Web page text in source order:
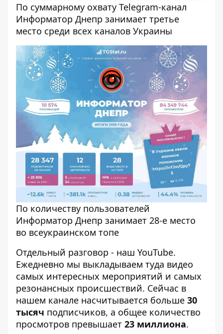
По суммарному охвату Telegram-канал
Информатор Днепр занимает третье
место среди всех каналов Украины
По количеству пользователей
Информатор Днепр занимает 28-е место
во всеукраинском топе
Отдельный разговор - наш YouTube.
Ежедневно мы выкладываем туда видео
самых интересных мероприятий и самых
резонансных происшествий. Сейчас в
нашем канале насчитывается больше 30
тысяч подписчиков, а общее количество
просмотров превышает 23 миллиона.